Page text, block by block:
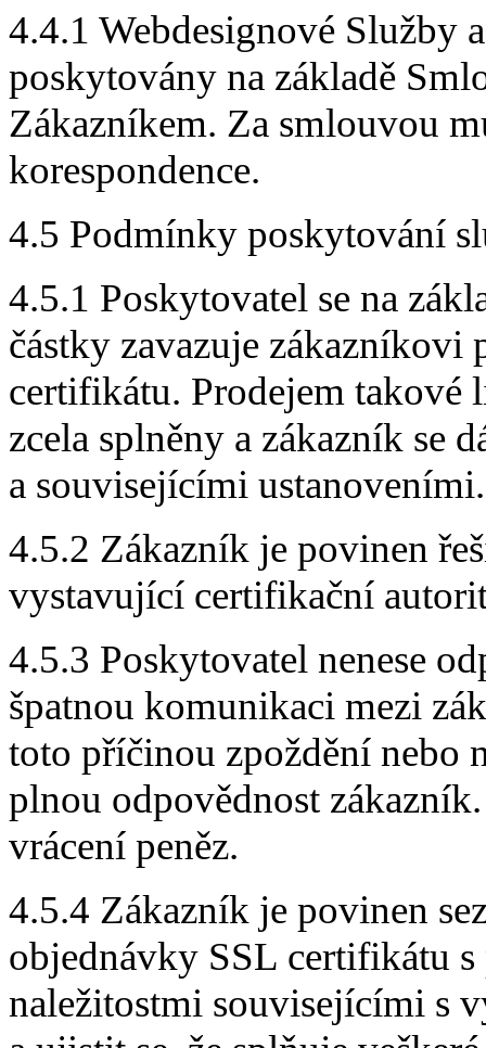
4.4.1 Webdesignové Služby
poskytovány na základě
Zákazníkem. Za smlouvou
korespondence.
4.5 Podmínky poskytování
4.5.1 Poskytovatel se na
částky zavazuje
certifikátu. Prodejem takové
zcela splněny a zákazník se
a souvisejícími ustanoveními.
4.5.2 Zákazník je povinen
vystavující certifikační
4.5.3 Poskytovatel nenese
špatnou komunikaci mezi
toto příčinou zpoždění nebo
plnou odpovědnost
vrácení peněz.
4.5.4 Zákazník je povinen
objednávky SSL certifikátu
naležitostmi souvisejícími s